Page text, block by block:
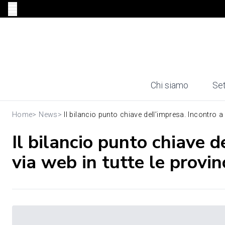
Chi siamo
Home> News> Il bilancio punto chiave dell’impresa. Incontro a
Il bilancio punto chiave
via web in tutte le